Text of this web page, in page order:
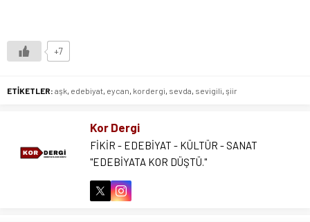
+7
ETİKETLER: aşk, edebiyat, eycan, kordergi, sevda, sevigili, şiir
Kor Dergi
FİKİR - EDEBİYAT - KÜLTÜR - SANAT
"EDEBİYATA KOR DÜŞTÜ."